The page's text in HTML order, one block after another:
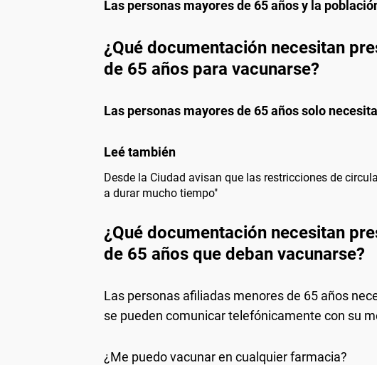
Las personas mayores de 65 años y la
¿Qué documentación necesitan
de 65 años para vacunarse?
Las personas mayores de 65 años solo
Desde la Ciudad avisan que las restricciones de
a durar mucho tiempo"
¿Qué documentación necesitan
de 65 años que deban vacunarse?
Las personas afiliadas menores de 65 años
se pueden comunicar telefónicamente con su
¿Me puedo vacunar en cualquier farmacia?